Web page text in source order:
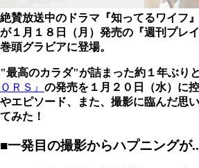
絶賛放送中のドラマ『知ってるワイフ
が１月１８日（月）発売の『週刊プレ
巻頭グラビアに登場。
"最高のカラダ"が詰まった約１年ぶり
ＯＲＳ』 の発売を１月２０日（水）に
やエピソード、また、撮影に臨んだ思
てみた！
■一発目の撮影からハプニングが